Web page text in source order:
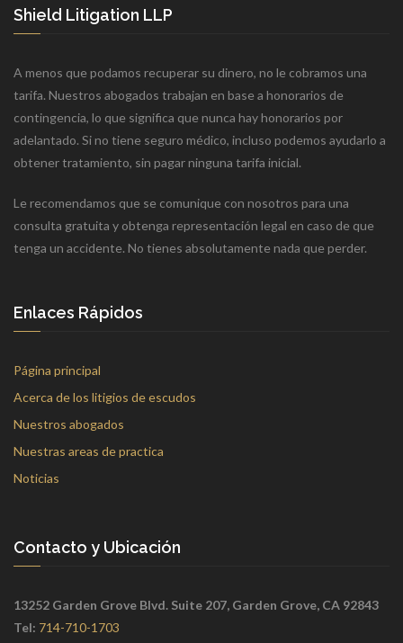
Shield Litigation LLP
A menos que podamos recuperar su dinero, no le cobramos una
tarifa. Nuestros abogados trabajan en base a honorarios de
contingencia, lo que significa que nunca hay honorarios por
adelantado. Si no tiene seguro médico, incluso podemos ayudarlo a
obtener tratamiento, sin pagar ninguna tarifa inicial.
Le recomendamos que se comunique con nosotros para una
consulta gratuita y obtenga representación legal en caso de que
tenga un accidente. No tienes absolutamente nada que perder.
Enlaces Rápidos
Página principal
Acerca de los litigios de escudos
Nuestros abogados
Nuestras areas de practica
Noticias
Contacto y Ubicación
13252 Garden Grove Blvd. Suite 207, Garden Grove, CA 92843
Tel: 714-710-1703